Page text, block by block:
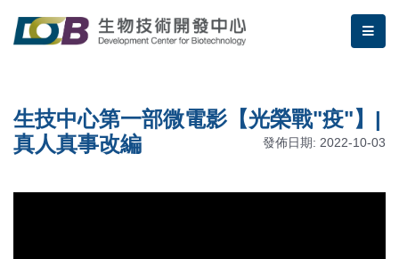
生物技術開發中心 | 生技中心
生技中心第一部微電影【光榮戰"疫"】|
真人真事改編
發佈日期: 2022-10-03